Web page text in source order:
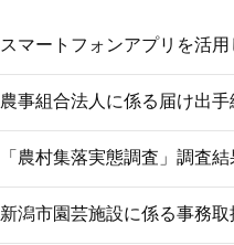
スマートフォンアプリを活
農事組合法人に係る届け出手
「農村集落実態調査」調査結
新潟市園芸施設に係る事務取